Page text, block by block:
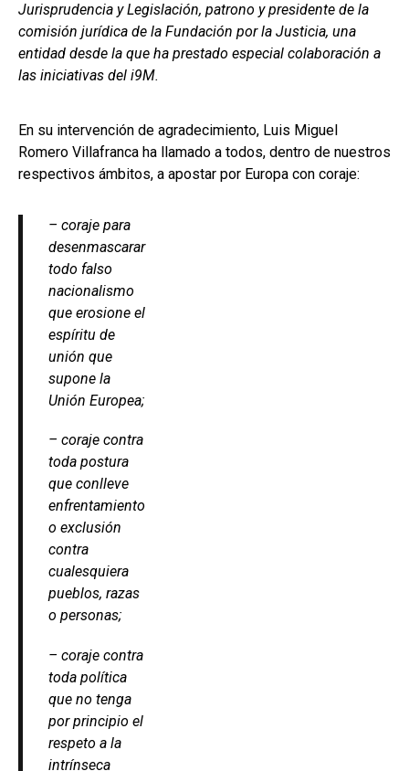
Jurisprudencia y Legislación, patrono y presidente de la
comisión jurídica de la Fundación por la Justicia, una
entidad desde la que ha prestado especial colaboración a
las iniciativas del i9M.
En su intervención de agradecimiento, Luis Miguel
Romero Villafranca ha llamado a todos, dentro de nuestros
respectivos ámbitos, a apostar por Europa con coraje:
– coraje para
desenmascarar
todo falso
nacionalismo
que erosione el
espíritu de
unión que
supone la
Unión Europea;
– coraje contra
toda postura
que conlleve
enfrentamiento
o exclusión
contra
cualesquiera
pueblos, razas
o personas;
– coraje contra
toda política
que no tenga
por principio el
respeto a la
intrínseca